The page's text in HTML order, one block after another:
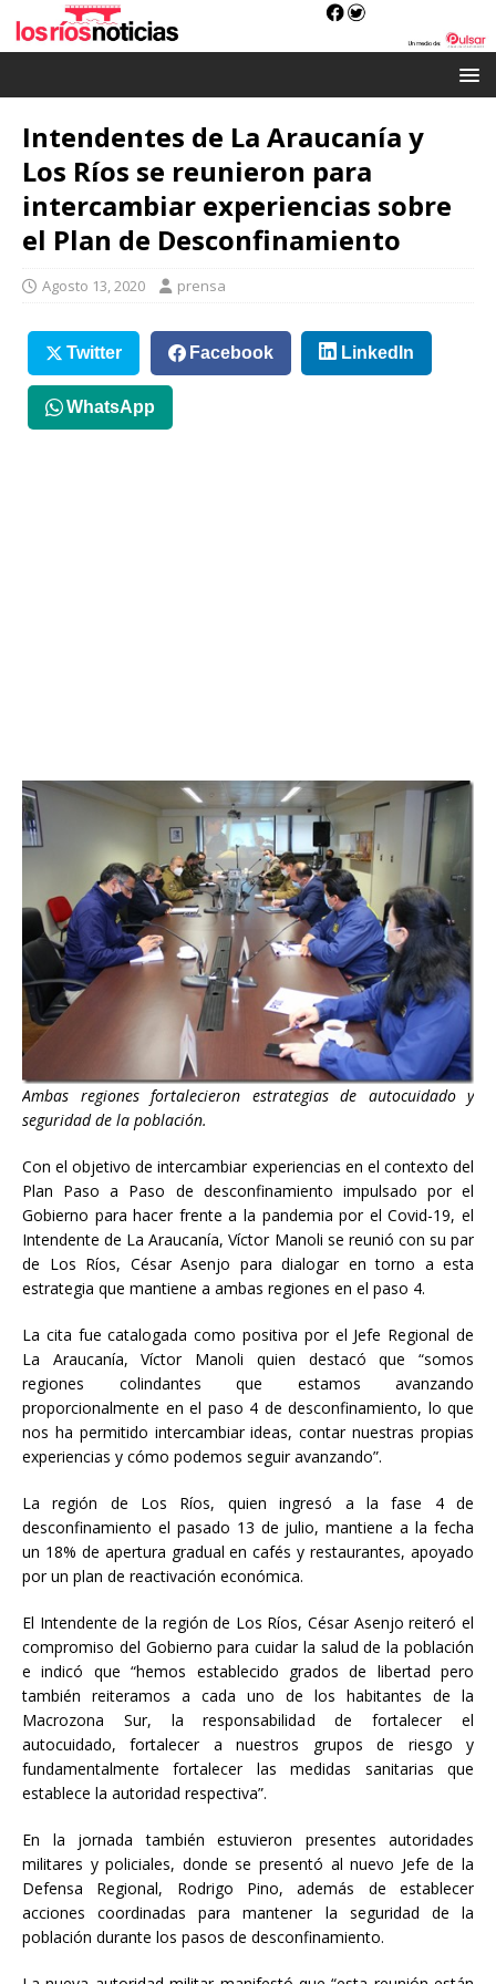
Intendentes de La Araucanía y
Los Ríos se reunieron para
intercambiar experiencias sobre
el Plan de Desconfinamiento
Agosto 13, 2020 prensa
Twitter Facebook LinkedIn
WhatsApp
Ambas regiones fortalecieron estrategias de autocuidado y
seguridad de la población.
Con el objetivo de intercambiar experiencias en el contexto del
Plan Paso a Paso de desconfinamiento impulsado por el
Gobierno para hacer frente a la pandemia por el Covid-19, el
Intendente de La Araucanía, Víctor Manoli se reunió con su par
de Los Ríos, César Asenjo para dialogar en torno a esta
estrategia que mantiene a ambas regiones en el paso 4.
La cita fue catalogada como positiva por el Jefe Regional de
La Araucanía, Víctor Manoli quien destacó que “somos
regiones colindantes que estamos avanzando
proporcionalmente en el paso 4 de desconfinamiento, lo que
nos ha permitido intercambiar ideas, contar nuestras propias
experiencias y cómo podemos seguir avanzando”.
La región de Los Ríos, quien ingresó a la fase 4 de
desconfinamiento el pasado 13 de julio, mantiene a la fecha
un 18% de apertura gradual en cafés y restaurantes, apoyado
por un plan de reactivación económica.
El Intendente de la región de Los Ríos, César Asenjo reiteró el
compromiso del Gobierno para cuidar la salud de la población
e indicó que “hemos establecido grados de libertad pero
también reiteramos a cada uno de los habitantes de la
Macrozona Sur, la responsabilidad de fortalecer el
autocuidado, fortalecer a nuestros grupos de riesgo y
fundamentalmente fortalecer las medidas sanitarias que
establece la autoridad respectiva”.
En la jornada también estuvieron presentes autoridades
militares y policiales, donde se presentó al nuevo Jefe de la
Defensa Regional, Rodrigo Pino, además de establecer
acciones coordinadas para mantener la seguridad de la
población durante los pasos de desconfinamiento.